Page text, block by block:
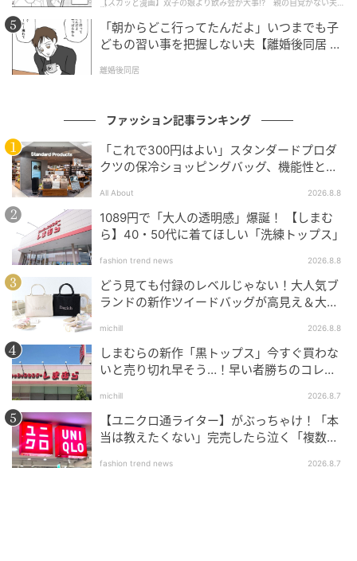
アイテム、XShelter暑熱αフーディーが進化して再登
場！
基本となる遮熱・UVカット・接触冷感などの機能はそ
想定した細かな改良が施されています。
驚くべきは、遮熱・超軽量・超速乾・通気・透湿・高
撥水など、なんと16もの機能を搭載している点。それ
でいて見た目はとてもシンプルなので、スポーティー
になりすぎず、きれいめコーデにもすっと馴染みま
す。
デニムやワイドパンツに合わせれば、抜け感のあるこ
なれスタイルに。朝晩の気温差対策や、冷房の効いた
室内でも活躍してくれる万能さは、1枚持っておくと確
実に重宝するでしょう。
■ワークマン XShelter暑熱αフーディー 2,900円(税込)
体型カバーしながら涼しい。通勤コーデにも
使える半袖シャツ2種
【スカッと漫画】双子の娘より飲み会が大事!? 親の自覚がない夫を
懲らしめた話
「朝からどこ行ってたんだよ」いつまでも子
どもの習い事を把握しない夫【離婚後同居 Vo
離婚後同居
ファッション記事ランキング
「これで300円はよい」スタンダードプロダ
クツの保冷ショッピングバッグ、機能性とデ
All About 2026.8.8
1089円で「大人の透明感」爆誕！ 【しまむ
ら】40・50代に着てほしい「洗練トップス」
fashion trend news 2026.8.8
どう見ても付録のレベルじゃない！大人気ブ
ランドの新作ツイードバッグが高見え＆大容
michill 2026.8.8
しまむらの新作「黒トップス」今すぐ買わな
いと売り切れ早そう…！早い者勝ちのコレ買
michill 2026.8.7
【ユニクロ通ライター】がぶっちゃけ！「本
当は教えたくない」完売したら泣く「複数買
fashion trend news 2026.8.7